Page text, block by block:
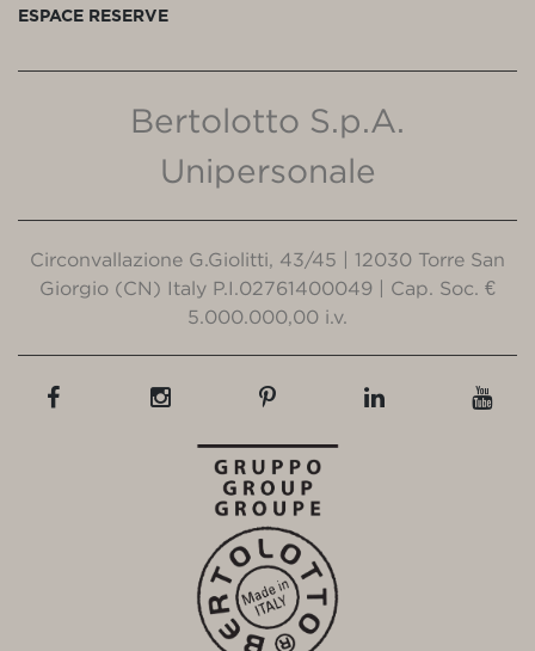
ESPACE RESERVE
Bertolotto S.p.A.
Unipersonale
Circonvallazione G.Giolitti, 43/45 | 12030 Torre San
Giorgio (CN) Italy P.I.02761400049 | Cap. Soc. €
5.000.000,00 i.v.